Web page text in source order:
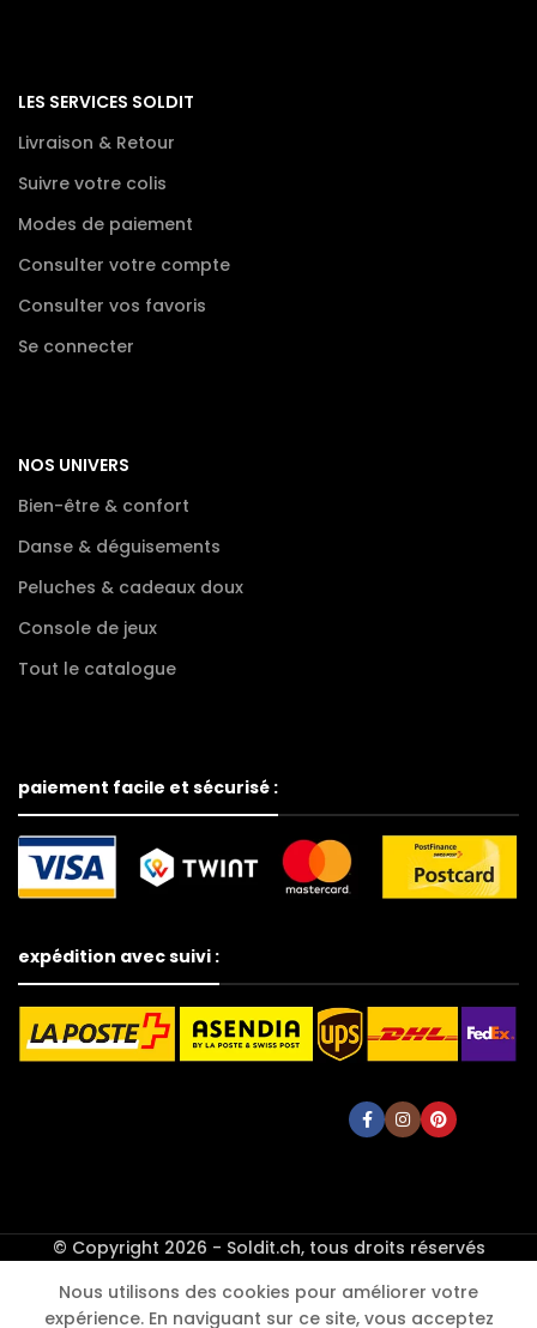
LES SERVICES SOLDIT
Livraison & Retour
Suivre votre colis
Modes de paiement
Consulter votre compte
Consulter vos favoris
Se connecter
NOS UNIVERS
Bien-être & confort
Danse & déguisements
Peluches & cadeaux doux
Console de jeux
Tout le catalogue
paiement facile et sécurisé :
expédition avec suivi :
© Copyright 2026 - Soldit.ch, tous droits réservés
Nous utilisons des cookies pour améliorer votre
expérience. En naviguant sur ce site, vous acceptez
Panneau
mural de
fleurs
artificielles,
CHF49.90